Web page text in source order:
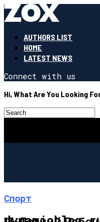
AUTHORS LIST
HOME
LATEST NEWS
Connect with us
Hi, What Are You Looking
Спорт